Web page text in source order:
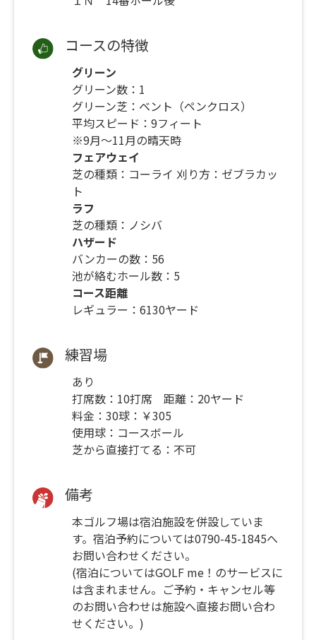
コースの特徴
グリーン
グリーン数：1
グリーン芝：ベント（ペンクロス）
平均スピード：9フィート
※9月～11月の晴天時
フェアウェイ
芝の種類：コーライ 刈り方：ゼブラカッ
ト
ラフ
芝の種類：ノシバ
ハザード
バンカーの数：56
池が絡むホール数：5
コース距離
レギュラー：6130ヤード
練習場
あり
打席数：10打席 距離：20ヤード
料金：30球：￥305
使用球：コースボール
芝から直接打てる：不可
備考
本ゴルフ場は宿泊施設を併設していま
す。宿泊予約については0790-45-1845へ
お問い合わせください。
(宿泊についてはGOLF me！のサービスに
は含まれません。ご予約・キャンセル等
のお問い合わせは施設へ直接お問い合わ
せください。)